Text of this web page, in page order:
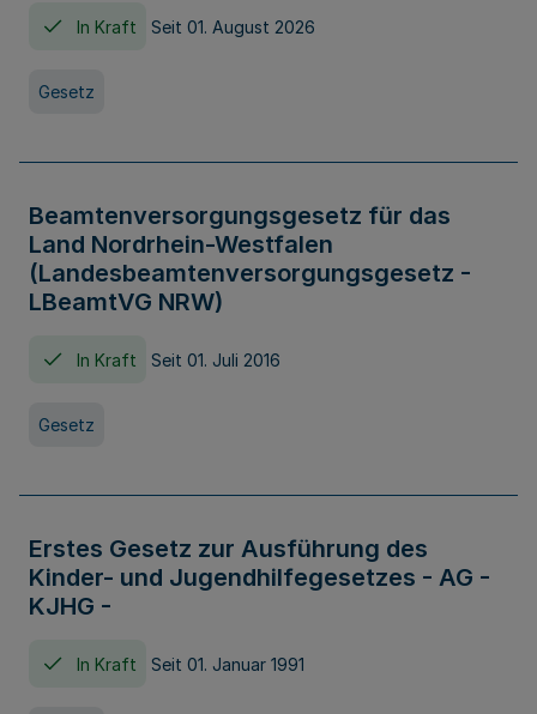
In Kraft Seit 01. August 2026
Gesetz
Beamtenversorgungsgesetz für das
Land Nordrhein-Westfalen
(Landesbeamtenversorgungsgesetz -
LBeamtVG NRW)
In Kraft Seit 01. Juli 2016
Gesetz
Erstes Gesetz zur Ausführung des
Kinder- und Jugendhilfegesetzes - AG -
KJHG -
In Kraft Seit 01. Januar 1991